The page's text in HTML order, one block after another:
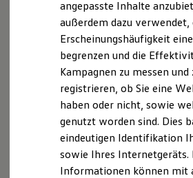
Digitale Extras
Schnittstellen zu Ihrem
Marke und Erlebnis
Volkswagen R und R
R-Modelle
R Experience
Driving Experience
Volkswagen entdecken
Werkbesichtigung
Lifestyle Shop
T-Roc Kollektion
Golf Kollektion
VolkswagenZubehör
Natürlich können Sie auch mit
Ihr Auto individuell gestalten. Diese
Ausstattung ab Werk auch zum
erkennen diese Felgen anhand der
angepasste Inhalte
außerdem dazu verwendet,
Erscheinungshäufigkeit
begrenzen und die
Kampagnen zu messen und
registrieren, ob Sie eine
haben oder nicht, sowie
genutzt worden sind. Dies
eindeutigen Identifikation
sowie Ihres Internetgeräts.
Informationen können mit